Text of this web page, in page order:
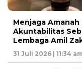
Menjaga
Akuntabilitas
Lembaga Amil
31 Juli 2026 | 11:34